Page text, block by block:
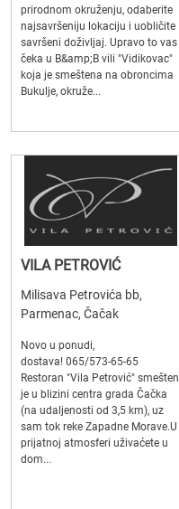
prirodnom okruženju, odaberite
najsavršeniju lokaciju i uobličite
savršeni doživljaj. Upravo to vas
čeka u B&amp;B vili "Vidikovac"
koja je smeštena na obroncima
Bukulje, okruže...
VILA PETROVIĆ
Milisava Petrovića bb,
Parmenac, Čačak
Novo u ponudi,
dostava! 065/573-65-65
Restoran "Vila Petrović" smešten
je u blizini centra grada Čačka
(na udaljenosti od 3,5 km), uz
sam tok reke Zapadne Morave.U
prijatnoj atmosferi uživaćete u
dom...